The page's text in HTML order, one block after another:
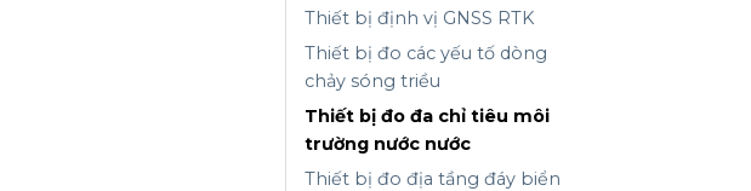
Thiết bị định vị GNSS RTK
Thiết bị đo các yếu tố dòng
chảy sóng triều
Thiết bị đo đa chỉ tiêu môi
trường nước nước
Thiết bị đo địa tầng đáy biển